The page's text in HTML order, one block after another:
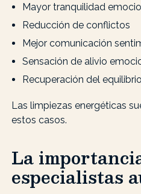
Mayor tranquilidad
Reducción de conflictos
Mejor comunicación
Sensación de alivio
Recuperación del
Las limpiezas energéticas
estos casos.
La
especialistas